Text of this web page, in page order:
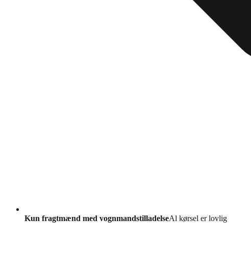
Kun fragtmænd med vognmandstilladelseAl kørsel er lovlig